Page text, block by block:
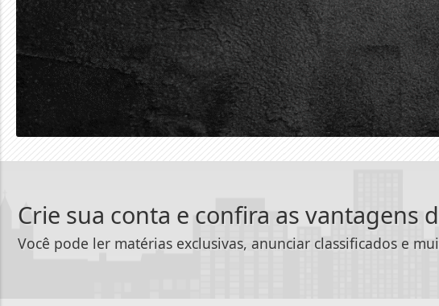
Crie sua conta e confira as vantagens
Você pode ler matérias exclusivas, anunciar classificados e